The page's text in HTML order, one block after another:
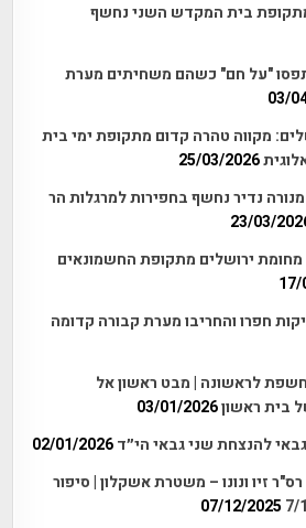
מתקופת בית המקדש השני נחשף
"על חם" כשהם משחיתים מערת
03/
מקווה טהרה קדום מתקופת ימי בית
25/03/2026
מנורה נדיר נחשף בחפירות למרגלות הר
23/03/
ירושלים מתקופת החשמונאים
17/
חפרו והחריבו מערת קבורה קדומה
לראשונה | מבט ראשון אל
בית ראשון03/01/2026
להנצחת שני גבאי הי״ד 02/01/2026
זיו ונונו – משטרת אשקלון | סיפור
07/12/2025